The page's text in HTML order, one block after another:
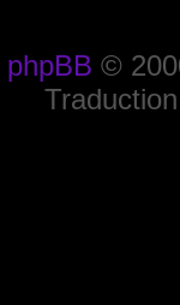
phpBB ©